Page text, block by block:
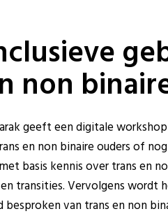
non
geeft een digitale
en non binaire ouders of
basis kennis over trans en
transities. Vervolgens wordt
van trans en non